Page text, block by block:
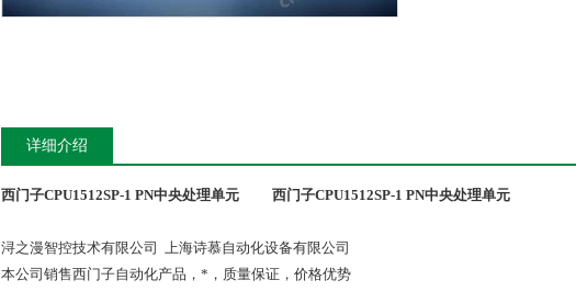
详细介绍
西门子CPU1512SP-1 PN中央处理单元 西门子CPU1512SP-1 PN中央处理单元
浔之漫智控技术有限公司 上海诗慕自动化设备有限公司
本公司销售西门子自动化产品，*，质量保证，价格优势